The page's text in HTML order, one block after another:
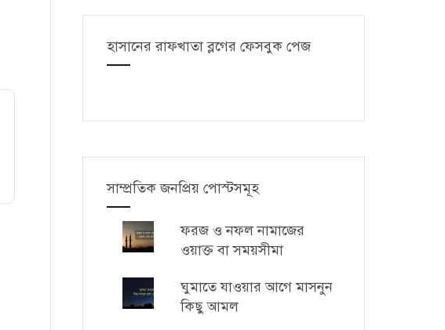
হাসানের রাফখাতা ব্লগের ফেসবুক পেজ
সাম্প্রতিক জনপ্রিয় পোস্টসমূহ
ফরজ ও নফল নামাজের
ওয়াক্ত বা সময়সীমা
ঘুমাতে যাওয়ার আগে মাসনুন
কিছু আমল